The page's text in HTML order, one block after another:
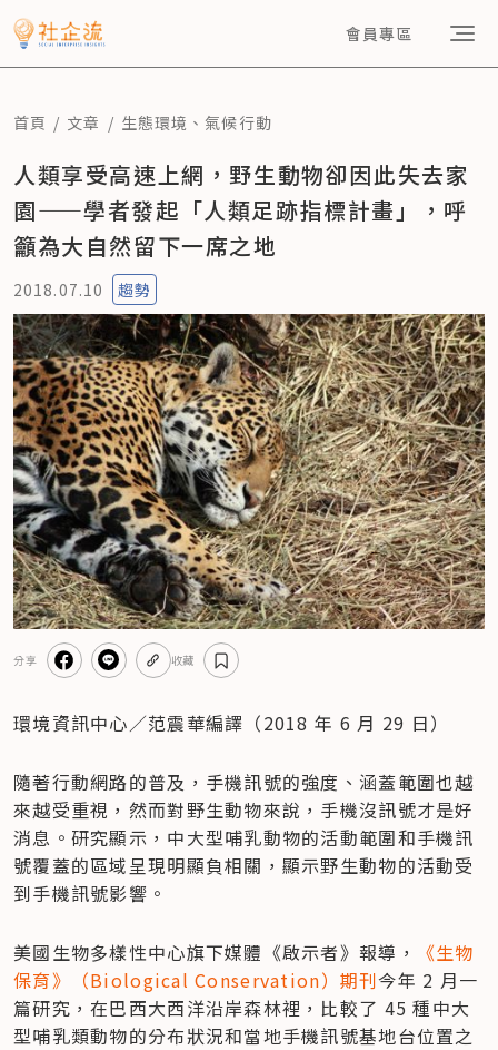
會員專區
首頁 文章 生態環境 、 氣候行動
人類享受高速上網，野生動物卻因此失去家
園——學者發起「人類足跡指標計畫」，呼
籲為大自然留下一席之地
2018.07.10 趨勢
分享 收藏
環境資訊中心／范震華編譯（2018 年 6 月 29 日）
隨著行動網路的普及，手機訊號的強度、涵蓋範圍也越
來越受重視，然而對野生動物來說，手機沒訊號才是好
消息。研究顯示，中大型哺乳動物的活動範圍和手機訊
號覆蓋的區域呈現明顯負相關，顯示野生動物的活動受
到手機訊號影響。
美國生物多樣性中心旗下媒體《啟示者》報導，
《生物
保育》（Biological Conservation）期刊今年 2 月一
篇研究，在巴西大西洋沿岸森林裡，比較了 45 種中大
型哺乳類動物的分布狀況和當地手機訊號基地台位置之